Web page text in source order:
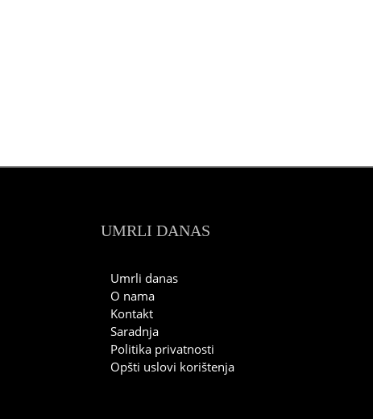
UMRLI DANAS
Umrli danas
O nama
Kontakt
Saradnja
Politika privatnosti
Opšti uslovi korištenja